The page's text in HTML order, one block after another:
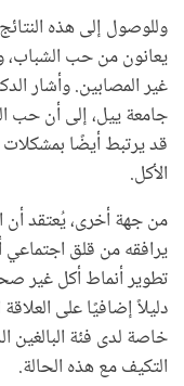
غير المصابين. وأشار
جامعة ييل، إلى أن حب
قد يرتبط أيضًا
الأكل.
من جهة أخرى، يُعتقد أن
يرافقه من قلق
تطوير أنماط أكل غير
دليلاً إضافيًا على
خاصة لدى فئة
التكيف مع هذه الحالة.